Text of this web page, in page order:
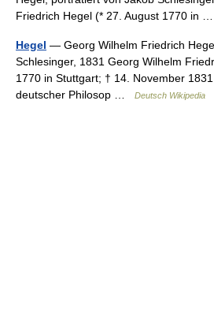
Friedrich Hegel (* 27. August 1770 in
Hegel — Georg Wilhelm Friedrich
Schlesinger, 1831 Georg Wilhelm
1770 in Stuttgart; † 14. November
deutscher Philosop …
Deutsch Wikipedia